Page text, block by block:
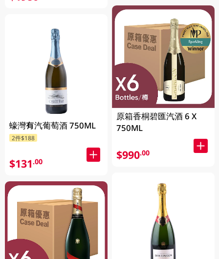
蠔灣有汽葡萄酒 750ML
2件$188
$131.00
原箱香桐碧匯汽酒 6 X
750ML
$990.00